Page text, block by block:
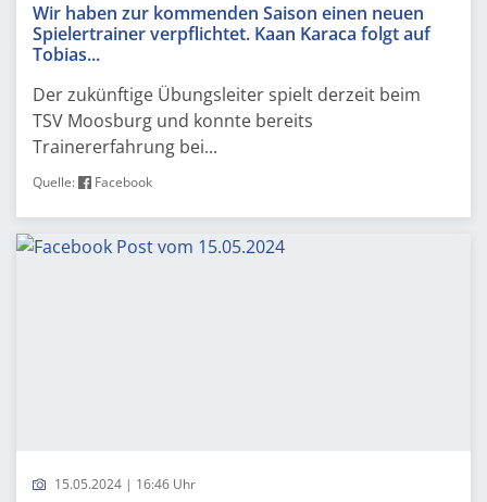
Wir haben zur kommenden Saison einen neuen
Spielertrainer verpflichtet. Kaan Karaca folgt auf
Tobias...
Der zukünftige Übungsleiter spielt derzeit beim
TSV Moosburg und konnte bereits
Trainererfahrung bei...
Quelle: Facebook
15.05.2024 | 16:46 Uhr